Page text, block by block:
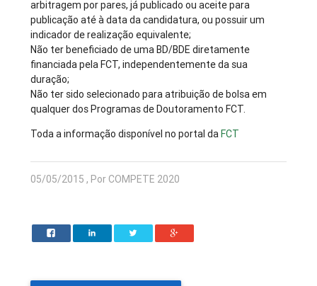
arbitragem por pares, já publicado ou aceite para
publicação até à data da candidatura, ou possuir um
indicador de realização equivalente;
Não ter beneficiado de uma BD/BDE diretamente
financiada pela FCT, independentemente da sua
duração;
Não ter sido selecionado para atribuição de bolsa em
qualquer dos Programas de Doutoramento FCT.
Toda a informação disponível no portal da FCT
05/05/2015 , Por COMPETE 2020